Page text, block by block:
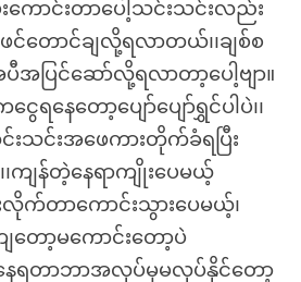
ောင်းတာပေါ့သင်းသင်းလည်း
ောင်ချလို့ရလာတယ်၊၊ချစ်စ
အပြင်ဆော်လို့ရလာတာ့ပေါ့ဗျာ။
နေတော့ပျော်ပျော်ရွှင်ပါပဲ၊၊
သင်းအဖေကားတိုက်ခံရပြီး
၊ကျန်တဲ့နေရာကျိုးပေမယ့်
က်တာကောင်းသွားပေမယ့်၊
ျတော့မကောင်းတော့ပဲ
နေရတာဘာအလုပ်မှမလုပ်နိုင်တော့